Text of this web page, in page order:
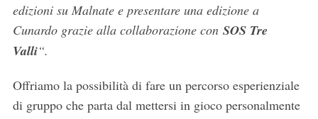
edizioni su Malnate e presentare una edizione a
Cunardo grazie alla collaborazione con SOS Tre
Valli“.
Offriamo la possibilità di fare un percorso esperienziale
di gruppo che parta dal mettersi in gioco personalmente